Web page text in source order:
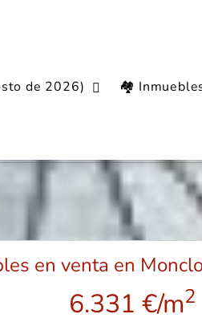
de 2026) 🏘️
en
en venta en
6.331 €/m2